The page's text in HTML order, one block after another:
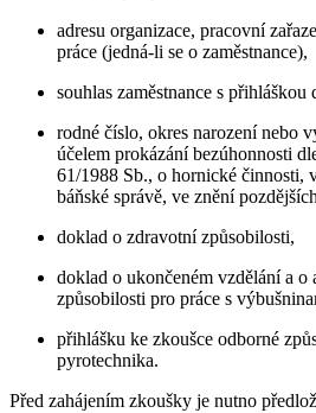
adresu organizace, pracovní
práce (jedná-li se o zaměstnance),
souhlas zaměstnance s přihláškou
rodné číslo, okres narození nebo
účelem prokázání bezúhonnosti
61/1988 Sb., o hornické činnosti,
báňské správě, ve znění
doklad o zdravotní způsobilosti,
doklad o ukončeném vzdělání a o
způsobilosti pro práce s
přihlášku ke zkoušce odborné
pyrotechnika.
Před zahájením zkoušky je nutno